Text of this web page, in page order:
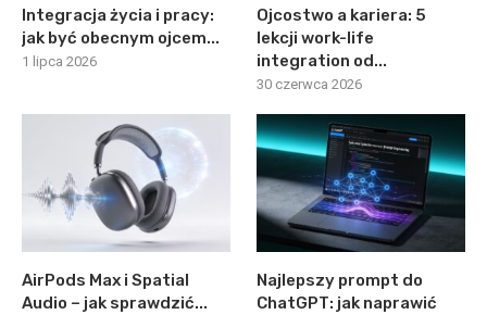
Integracja życia i pracy:
jak być obecnym ojcem...
1 lipca 2026
Ojcostwo a kariera: 5
lekcji work-life
integration od...
30 czerwca 2026
AirPods Max i Spatial
Audio – jak sprawdzić...
Najlepszy prompt do
ChatGPT: jak naprawić